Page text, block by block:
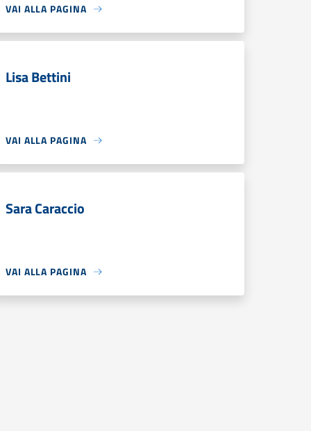
VAI ALLA PAGINA
Lisa Bettini
VAI ALLA PAGINA
Sara Caraccio
VAI ALLA PAGINA